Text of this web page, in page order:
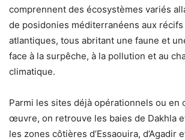
comprennent des écosystèmes variés
de posidonies méditerranéens aux
atlantiques, tous abritant une faune et
face à la surpêche, à la pollution et au
climatique.
Parmi les sites déjà opérationnels ou en
œuvre, on retrouve les baies de Dakhla et
les zones côtières d’Essaouira, d’Agadir